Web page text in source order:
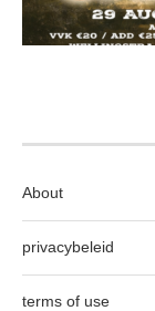
About
privacybeleid
terms of use